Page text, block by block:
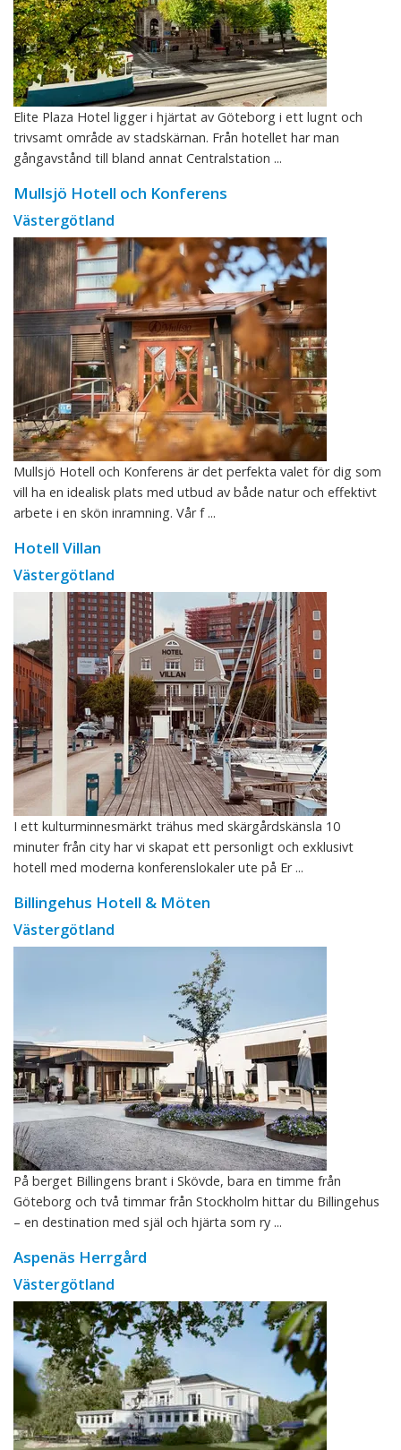
Elite Plaza Hotel ligger i hjärtat av Göteborg i ett lugnt och
trivsamt område av stadskärnan. Från hotellet har man
gångavstånd till bland annat Centralstation ...
Mullsjö Hotell och Konferens
Västergötland
Mullsjö Hotell och Konferens är det perfekta valet för dig som
vill ha en idealisk plats med utbud av både natur och effektivt
arbete i en skön inramning. Vår f ...
Hotell Villan
Västergötland
I ett kulturminnesmärkt trähus med skärgårdskänsla 10
minuter från city har vi skapat ett personligt och exklusivt
hotell med moderna konferenslokaler ute på Er ...
Billingehus Hotell & Möten
Västergötland
På berget Billingens brant i Skövde, bara en timme från
Göteborg och två timmar från Stockholm hittar du Billingehus
– en destination med själ och hjärta som ry ...
Aspenäs Herrgård
Västergötland